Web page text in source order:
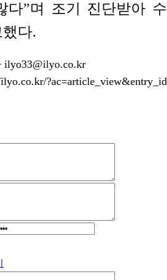
다”며 조기 진단받아 수
다.
?ac=article_view&entry_id